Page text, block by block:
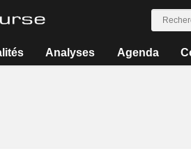
Analyses Agenda